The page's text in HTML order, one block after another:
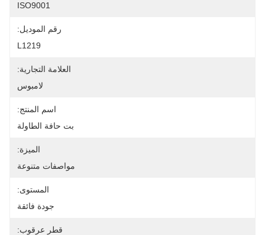
ISO9001
رقم الموديل:
L1219
العلامة التجارية:
لامبوس
اسم المنتج:
بت حافة الطاولة
الميزة:
مواصفات متنوعة
المستوى:
جودة فائقة
قطر عرقوب: